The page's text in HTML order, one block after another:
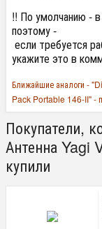
!! По умолчанию - в
поэтому -
если требуется
укажите это в
Ближайшие аналоги -
Pack Portable 146-II" -
Покупатели,
Антенна Yagi
купили